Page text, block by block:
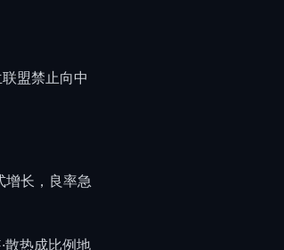
盟禁止向中
长，良率急
散热成比例地